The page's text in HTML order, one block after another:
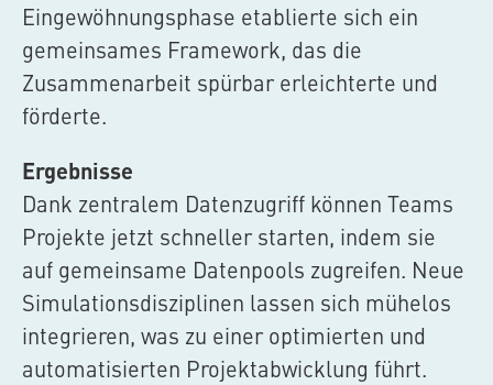
Eingewöhnungsphase etablierte sich ein
gemeinsames Framework, das die
Zusammenarbeit spürbar erleichterte und
förderte.
Ergebnisse
Dank zentralem Datenzugriff können Teams
Projekte jetzt schneller starten, indem sie
auf gemeinsame Datenpools zugreifen. Neue
Simulationsdisziplinen lassen sich mühelos
integrieren, was zu einer optimierten und
automatisierten Projektabwicklung führt.